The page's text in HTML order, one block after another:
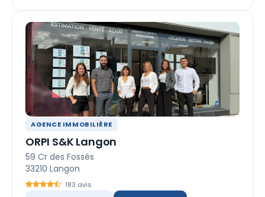
AGENCE IMMOBILIÈRE
ORPI S&K Langon
59 Cr des Fossés
33210 Langon
183 avis